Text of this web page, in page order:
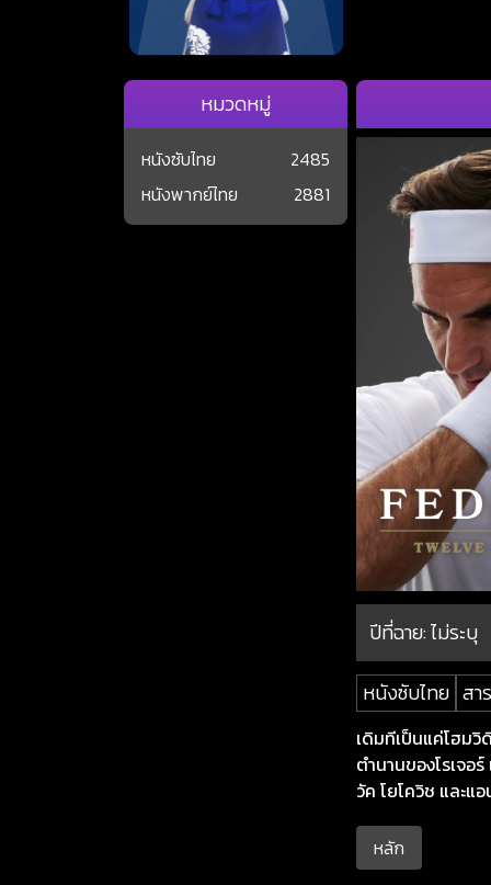
ปีที่ฉาย:ไม่ระบุ
หนังซับไทย สา
เดิมทีเป็นแค่โฮม
ตำนานของโรเจอ
วัค โยโควิช และแ
หลัก
หมวดหมู่
หนังซับไทย
2485
หนังพากย์ไทย
2881